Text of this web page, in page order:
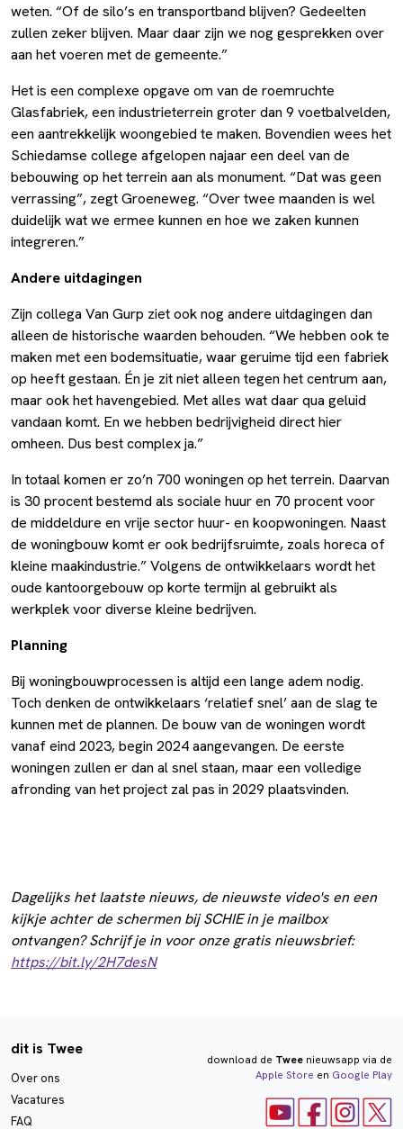
weten. “Of de silo’s en transportband blijven? Gedeelten
zullen zeker blijven. Maar daar zijn we nog gesprekken over
aan het voeren met de gemeente.”
Het is een complexe opgave om van de roemruchte
Glasfabriek, een industrieterrein groter dan 9 voetbalvelden,
een aantrekkelijk woongebied te maken. Bovendien wees het
Schiedamse college afgelopen najaar een deel van de
bebouwing op het terrein aan als monument. “Dat was geen
verrassing”, zegt Groeneweg. “Over twee maanden is wel
duidelijk wat we ermee kunnen en hoe we zaken kunnen
integreren.”
Andere uitdagingen
Zijn collega Van Gurp ziet ook nog andere uitdagingen dan
alleen de historische waarden behouden. “We hebben ook te
maken met een bodemsituatie, waar geruime tijd een fabriek
op heeft gestaan. Én je zit niet alleen tegen het centrum aan,
maar ook het havengebied. Met alles wat daar qua geluid
vandaan komt. En we hebben bedrijvigheid direct hier
omheen. Dus best complex ja.”
In totaal komen er zo’n 700 woningen op het terrein. Daarvan
is 30 procent bestemd als sociale huur en 70 procent voor
de middeldure en vrije sector huur- en koopwoningen. Naast
de woningbouw komt er ook bedrijfsruimte, zoals horeca of
kleine maakindustrie.” Volgens de ontwikkelaars wordt het
oude kantoorgebouw op korte termijn al gebruikt als
werkplek voor diverse kleine bedrijven.
Planning
Bij woningbouwprocessen is altijd een lange adem nodig.
Toch denken de ontwikkelaars ‘relatief snel’ aan de slag te
kunnen met de plannen. De bouw van de woningen wordt
vanaf eind 2023, begin 2024 aangevangen. De eerste
woningen zullen er dan al snel staan, maar een volledige
afronding van het project zal pas in 2029 plaatsvinden.
Dagelijks het laatste nieuws, de nieuwste video's en een
kijkje achter de schermen bij SCHIE in je mailbox
ontvangen? Schrijf je in voor onze gratis nieuwsbrief:
https://bit.ly/2H7desN
dit is Twee
Over ons
Vacatures
FAQ
download de Tweenieuwsapp via de
Apple Store en Google Play